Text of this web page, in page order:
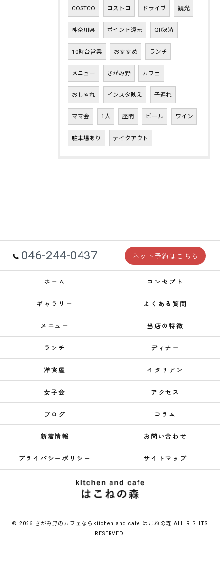
COSTCO コストコ ドライブ 観光
神奈川県 ポイント還元 QR決済
10時台営業 おすすめ ランチ
メニュー さがみ野 カフェ
おしゃれ インスタ映え 子連れ
ママ会 1人 座間 ビール ワイン
駐車場あり テイクアウト
046-244-0437 ネット予約はこちら
ホーム コンセプト
ギャラリー よくある質問
メニュー 当店の特徴
ランチ ディナー
洋食屋 イタリアン
女子会 アクセス
ブログ コラム
新着情報 お問い合わせ
プライバシーポリシー サイトマップ
© 2026 さがみ野のカフェならkitchen and cafe はこねの森 ALL RIGHTS
RESERVED.